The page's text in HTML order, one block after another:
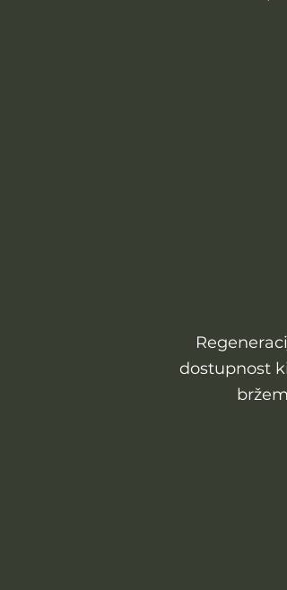
dostupnost